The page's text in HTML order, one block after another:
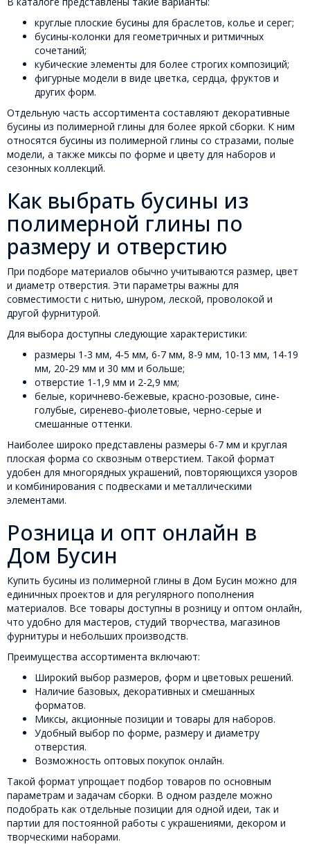
круглые плоские бусины для браслетов, колье и серег;
бусины-колонки для геометричных и ритмичных
сочетаний;
кубические элементы для более строгих композиций;
фигурные модели в виде цветка, сердца, фруктов и
других форм.
Отдельную часть ассортимента составляют декоративные
бусины из полимерной глины для более яркой сборки. К ним
относятся бусины из полимерной глины со стразами, полые
модели, а также миксы по форме и цвету для наборов и
сезонных коллекций.
Как выбрать бусины из
полимерной глины по
размеру и отверстию
При подборе материалов обычно учитываются размер, цвет
и диаметр отверстия. Эти параметры важны для
совместимости с нитью, шнуром, леской, проволокой и
другой фурнитурой.
Для выбора доступны следующие характеристики:
размеры 1-3 мм, 4-5 мм, 6-7 мм, 8-9 мм, 10-13 мм, 14-19
мм, 20-29 мм и 30 мм и больше;
отверстие 1-1,9 мм и 2-2,9 мм;
белые, коричнево-бежевые, красно-розовые, сине-
голубые, сиренево-фиолетовые, черно-серые и
смешанные оттенки.
Наиболее широко представлены размеры 6-7 мм и круглая
плоская форма со сквозным отверстием. Такой формат
удобен для многорядных украшений, повторяющихся узоров
и комбинирования с подвесками и металлическими
элементами.
Розница и опт онлайн в
Дом Бусин
Купить бусины из полимерной глины в Дом Бусин можно для
единичных проектов и для регулярного пополнения
материалов. Все товары доступны в розницу и оптом онлайн,
что удобно для мастеров, студий творчества, магазинов
фурнитуры и небольших производств.
Преимущества ассортимента включают:
Широкий выбор размеров, форм и цветовых решений.
Наличие базовых, декоративных и смешанных
форматов.
Миксы, акционные позиции и товары для наборов.
Удобный выбор по форме, размеру и диаметру
отверстия.
Возможность оптовых покупок онлайн.
Такой формат упрощает подбор товаров по основным
параметрам и задачам сборки. В одном разделе можно
подобрать как отдельные позиции для одной идеи, так и
партии для постоянной работы с украшениями, декором и
творческими наборами.